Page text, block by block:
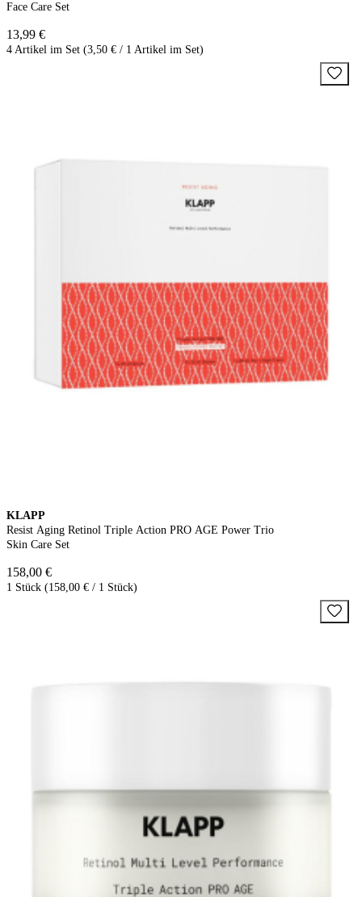
Face Care Set
13,99 €
4 Artikel im Set (3,50 € / 1 Artikel im Set)
KLAPP
Resist Aging Retinol Triple Action PRO AGE Power Trio
Skin Care Set
158,00 €
1 Stück (158,00 € / 1 Stück)